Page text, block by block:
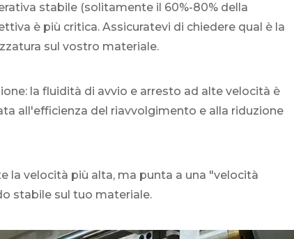
stabile (solitamente il 60%-80% della
è più critica. Assicuratevi di chiedere qual è la
sul vostro materiale.
la fluidità di avvio e arresto ad alte velocità è
all'efficienza del riavvolgimento e alla riduzione
la velocità più alta, ma punta a una "velocità
stabile sul tuo materiale.